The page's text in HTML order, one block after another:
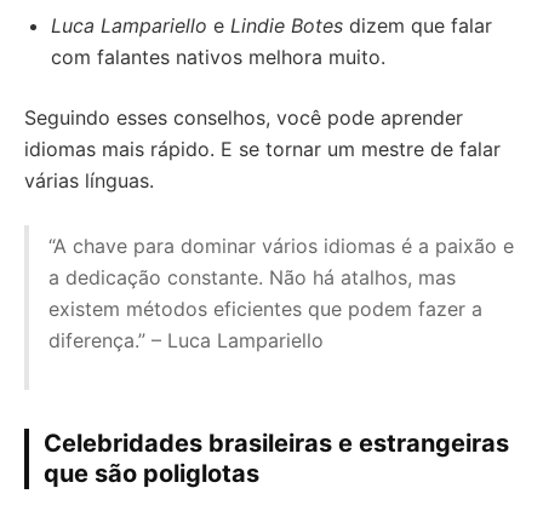
Luca Lampariello e Lindie Botes dizem que falar
com falantes nativos melhora muito.
Seguindo esses conselhos, você pode aprender
idiomas mais rápido. E se tornar um mestre de falar
várias línguas.
“A chave para dominar vários idiomas é a paixão e
a dedicação constante. Não há atalhos, mas
existem métodos eficientes que podem fazer a
diferença.” – Luca Lampariello
Celebridades brasileiras e estrangeiras
que são poliglotas